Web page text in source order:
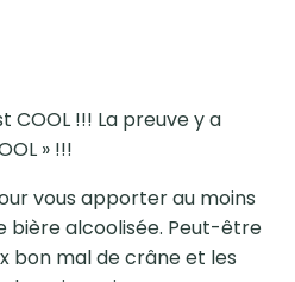
COOL !!! La preuve y a
» !!!
vous apporter au moins
bière alcoolisée. Peut-être
bon mal de crâne et les